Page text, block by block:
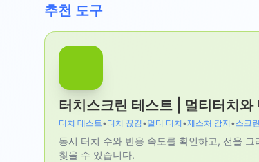
추천 도구
터치스크린 테스트 | 멀티터치와
터치 테스트•터치 끊김 •멀티 터치 •제스처 감지 •스크
동시 터치 수와 반응 속도를 확인하고, 선을
찾을 수 있습니다.